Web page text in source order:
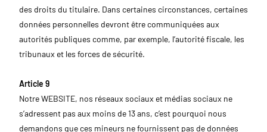
des droits du titulaire. Dans certaines circonstances, certaines
données personnelles devront être communiquées aux
autorités publiques comme, par exemple, l’autorité fiscale, les
tribunaux et les forces de sécurité.
Article 9
Notre WEBSITE, nos réseaux sociaux et médias sociaux ne
s’adressent pas aux moins de 13 ans, c’est pourquoi nous
demandons que ces mineurs ne fournissent pas de données